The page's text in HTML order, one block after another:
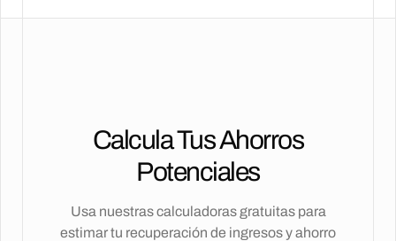
Calcula Tus Ahorros
Potenciales
Usa nuestras calculadoras gratuitas para
estimar tu recuperación de ingresos y ahorro